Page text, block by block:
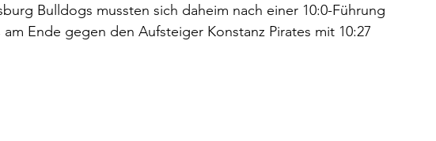
Bulldogs mussten sich daheim nach einer 10:0-Führung
Ende gegen den Aufsteiger Konstanz Pirates mit 10:27